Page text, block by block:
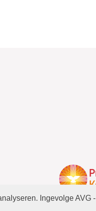
Ingevolge AVG -